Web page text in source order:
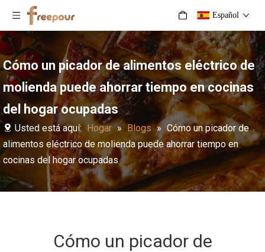
Español
Cómo un picador de alimentos eléctrico de
molienda puede ahorrar tiempo en cocinas
del hogar ocupadas
Usted está aquí: Hogar » Blogs » Cómo un picador de
alimentos eléctrico de molienda puede ahorrar tiempo en
cocinas del hogar ocupadas
Cómo un picador de